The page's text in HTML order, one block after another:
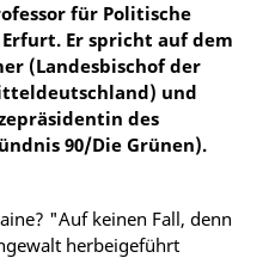
für Politische
Er spricht auf dem
(Landesbischof der
und
des
90/Die Grünen).
"Auf keinen Fall, denn
herbeigeführt